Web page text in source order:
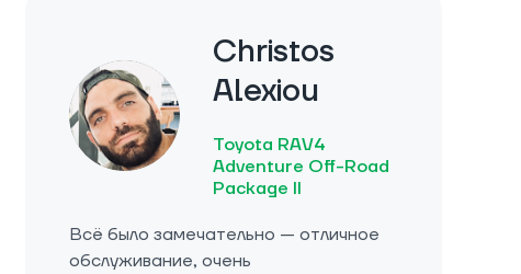
Christos
Alexiou
Toyota RAV4
Adventure Off-Road
Package II
Всё было замечательно — отличное
обслуживание, очень